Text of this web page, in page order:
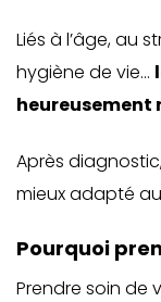
Liés à l’âge, au
hygiène de vie…
heureusement
Après
mieux adapté
Pourquoi
Prendre soin de